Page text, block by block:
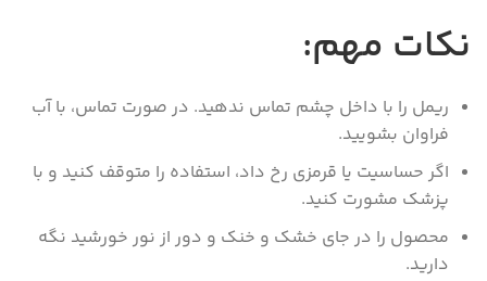
نکات مهم:
ریمل را با داخل چشم تماس ندهید. در صورت تماس، با آب
فراوان بشویید.
اگر حساسیت یا قرمزی رخ داد، استفاده را متوقف کنید و با
پزشک مشورت کنید.
محصول را در جای خشک و خنک و دور از نور خورشید نگه
دارید.